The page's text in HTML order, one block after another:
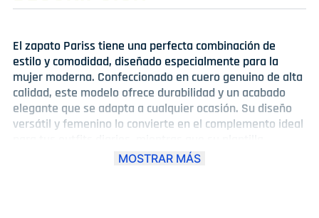
El zapato Pariss tiene una perfecta combinación de
estilo y comodidad, diseñado especialmente para la
mujer moderna. Confeccionado en cuero genuino de alta
calidad, este modelo ofrece durabilidad y un acabado
elegante que se adapta a cualquier ocasión. Su diseño
versátil y femenino lo convierte en el complemento ideal
acolchada y suela flexible aseguran confort en cada
MOSTRAR MÁS